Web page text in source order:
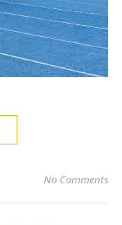
No Comments